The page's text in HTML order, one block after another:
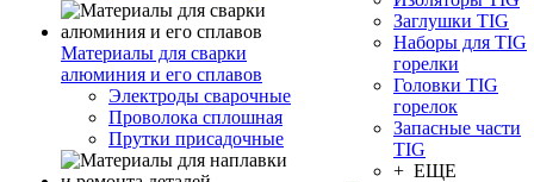
Материалы для сварки
алюминия и его сплавов
Электроды сварочные
Проволока сплошная
Прутки присадочные
Заглушки TIG
Наборы для TIG
горелки
Головки TIG
горелок
Запасные части
TIG
+ ЕЩЕ